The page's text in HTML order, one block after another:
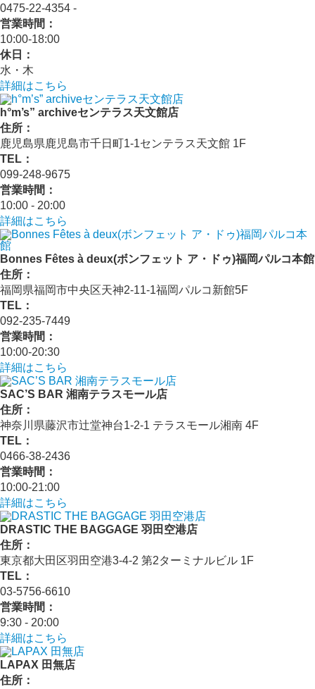
0475-22-4354 ‐
営業時間：
10:00‐18:00
休日：
水・木
詳細はこちら
h°m’s” archiveセンテラス天文館店
住所：
鹿児島県鹿児島市千日町1-1センテラス天文館 1F
TEL：
099-248-9675
営業時間：
10:00 ‐ 20:00
詳細はこちら
Bonnes Fêtes à deux(ボンフェット ア・ドゥ)福岡パルコ本館
住所：
福岡県福岡市中央区天神2-11-1福岡パルコ新館5F
TEL：
092-235-7449
営業時間：
10:00-20:30
詳細はこちら
SAC’S BAR 湘南テラスモール店
住所：
神奈川県藤沢市辻堂神台1-2-1 テラスモール湘南 4F
TEL：
0466-38-2436
営業時間：
10:00-21:00
詳細はこちら
DRASTIC THE BAGGAGE 羽田空港店
住所：
東京都大田区羽田空港3-4-2 第2ターミナルビル 1F
TEL：
03-5756-6610
営業時間：
9:30 - 20:00
詳細はこちら
LAPAX 田無店
住所：